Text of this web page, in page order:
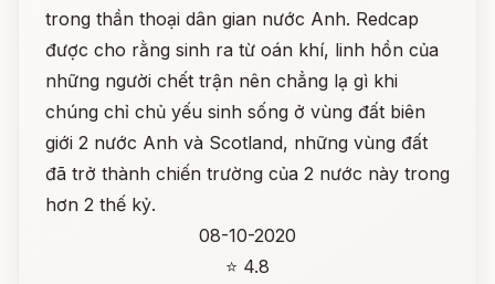
trong thần thoại dân gian nước Anh. Redcap
được cho rằng sinh ra từ oán khí, linh hồn của
những người chết trận nên chẳng lạ gì khi
chúng chỉ chủ yếu sinh sống ở vùng đất biên
giới 2 nước Anh và Scotland, những vùng đất
đã trở thành chiến trường của 2 nước này trong
hơn 2 thế kỷ.
08-10-2020
⭐ 4.8